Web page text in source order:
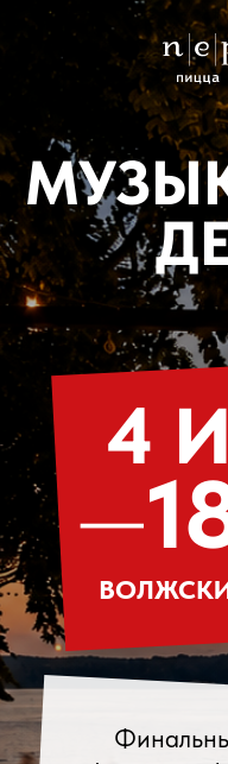
4
ВОЛЖСКИЙ
—
Финальный
фестиваля Luka
Александром
Камерная музыка,
и ресторанный
центре городской